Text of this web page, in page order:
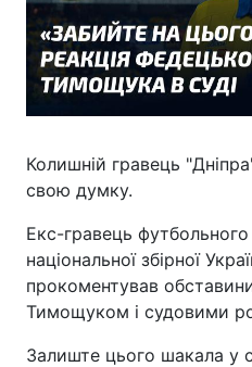
Колишній гравець
свою думку.
Екс-гравець
національної збірної
прокоментував
Тимощуком і судовими
Залиште цього шакала у